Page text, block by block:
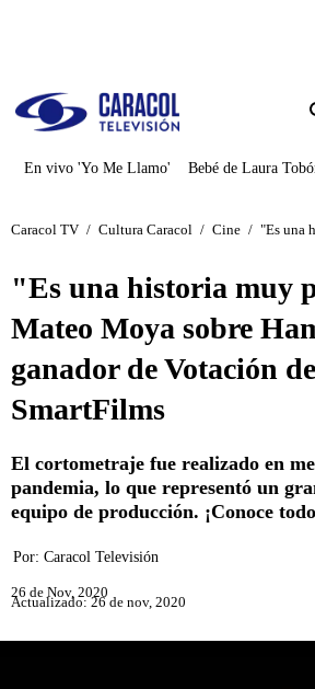
En vivo 'Yo Me Llamo' Bebé de Laura
Caracol TV / Cultura Caracol / Cine / "Es una
"Es una historia muy
Mateo Moya sobre
ganador de Votación
SmartFilms
El cortometraje fue realizado en
pandemia, lo que representó un
equipo de producción. ¡Conoce
Por: Caracol Televisión
26 de Nov, 2020
Actualizado: 26 de nov, 2020